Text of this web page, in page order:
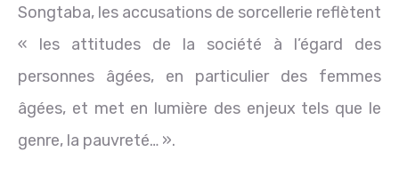
Songtaba, les accusations de sorcellerie reflètent
« les attitudes de la société à l’égard des
personnes âgées, en particulier des femmes
âgées, et met en lumière des enjeux tels que le
genre, la pauvreté… ».